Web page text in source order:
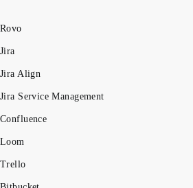
Rovo
Jira
Jira Align
Jira Service Management
Confluence
Loom
Trello